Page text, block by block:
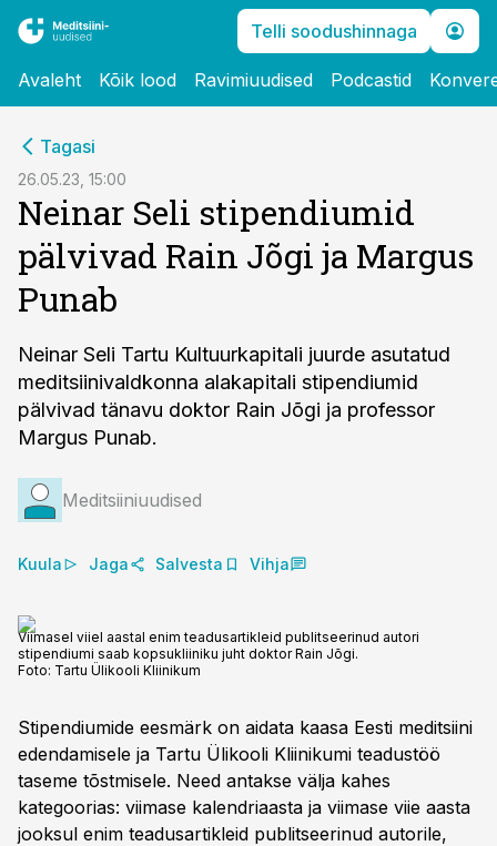
Telli soodushinnaga
Avaleht Kõik lood Ravimiuudised Podcastid
Tagasi
26.05.23, 15:00
Neinar Seli stipendiumid
pälvivad Rain Jõgi ja Margus
Punab
Neinar Seli Tartu Kultuurkapitali juurde asutatud
meditsiinivaldkonna alakapitali stipendiumid
pälvivad tänavu doktor Rain Jõgi ja professor
Margus Punab.
Meditsiiniuudised
Kuula Jaga Salvesta Vihja
Viimasel viiel aastal enim teadusartikleid publitseerinud autori
stipendiumi saab kopsukliiniku juht doktor Rain Jõgi.
Foto: Tartu Ülikooli Kliinikum
Stipendiumide eesmärk on aidata kaasa Eesti meditsiini
edendamisele ja Tartu Ülikooli Kliinikumi teadustöö
taseme tõstmisele. Need antakse välja kahes
kategoorias: viimase kalendriaasta ja viimase viie aasta
jooksul enim teadusartikleid publitseerinud autorile,